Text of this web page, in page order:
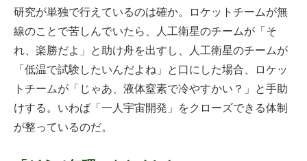
研究が単独で行えているのは確か。ロケットチームが無
線のことで苦しんでいたら、人工衛星のチームが「そ
れ、楽勝だよ」と助け舟を出すし、人工衛星のチームが
「低温で試験したいんだよね」と口にした場合、ロケッ
トチームが「じゃあ、液体窒素で冷やすかい？」と手助
けする。いわば「一人宇宙開発」をクローズできる体制
が整っているのだ。